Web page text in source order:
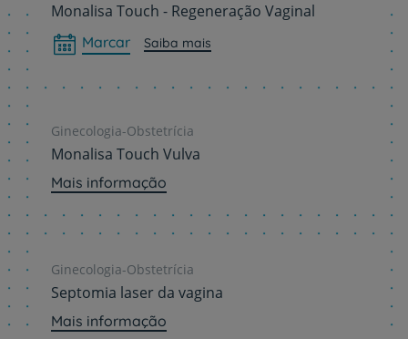
Monalisa Touch - Regeneração Vaginal
Marcar Saiba mais
Ginecologia-Obstetrícia
Monalisa Touch Vulva
Mais informação
Ginecologia-Obstetrícia
Septomia laser da vagina
Mais informação